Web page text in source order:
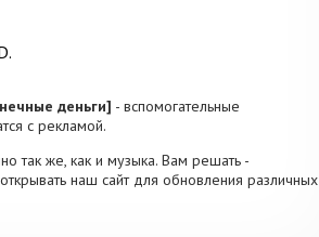
деньги] - вспомогательные
с рекламой.
так же, как и музыка. Вам решать -
наш сайт для обновления различных